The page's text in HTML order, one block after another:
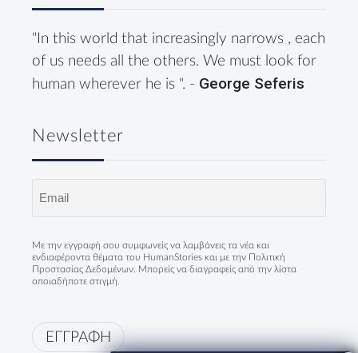
"In this world that increasingly narrows , each
of us needs all the others. We must look for
human wherever he is ". - George Seferis
Newsletter
Με την εγγραφή σου συμφωνείς να λαμβάνεις τα νέα και
ενδιαφέροντα θέματα του HumanStories και με την Πολιτική
Προστασίας Δεδομένων . Μπορείς να διαγραφείς από την λίστα
οποιαδήποτε στιγμή.
ΕΓΓΡΑΦΗ